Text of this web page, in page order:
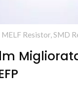
Resistor, SMD